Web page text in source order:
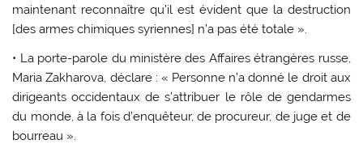
maintenant reconnaître qu’il est évident que la destruction
[des armes chimiques syriennes] n’a pas été totale ».
• La porte-parole du ministère des Affaires étrangères russe,
Maria Zakharova, déclare : « Personne n’a donné le droit aux
dirigeants occidentaux de s’attribuer le rôle de gendarmes
du monde, à la fois d’enquêteur, de procureur, de juge et de
bourreau ».